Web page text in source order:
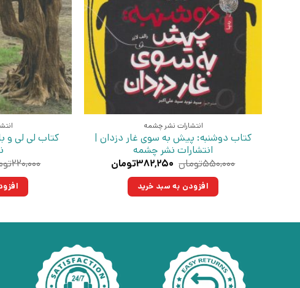
انتشارات نشر چشمه
کتاب دوشنبه: پیش به سوی غار دزدان |
انتشارات نشر چشمه
۵۵۰,۰۰۰تومان قیمت
۵۵۰,۰۰۰تومان
بود.
۳۸۲,۲۵۰تومان
افزودن به سبد خرید
کتاب لی لی و
۲۲۰,۰۰۰